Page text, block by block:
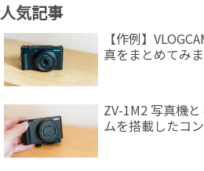
人気記事
【作例】
真をまとめてみ
ZV-1M2 写真機
ムを搭載したコ